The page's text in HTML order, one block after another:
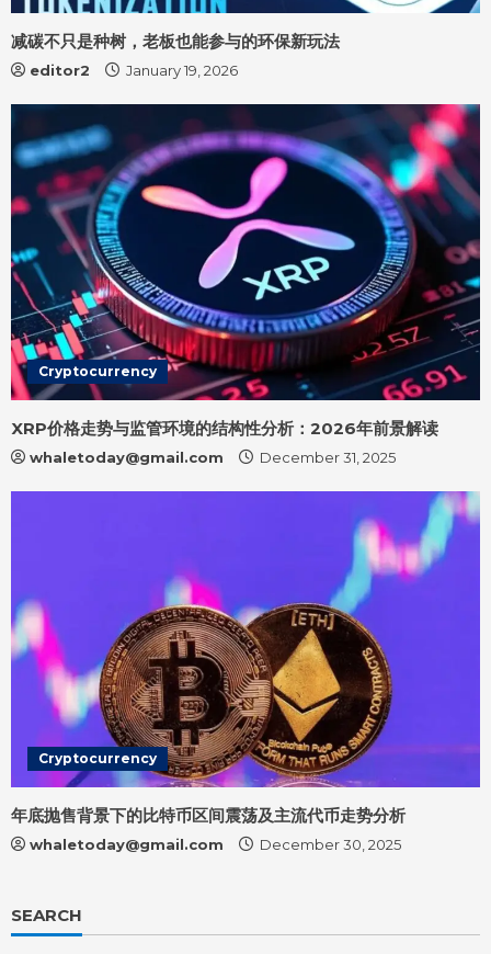
减碳不只是种树，老板也能参与的环保新玩法
editor2 January 19, 2026
Cryptocurrency
XRP价格走势与监管环境的结构性分析：2026年前景解读
whaletoday@gmail.com December 31, 2025
Cryptocurrency
年底抛售背景下的比特币区间震荡及主流代币走势分析
whaletoday@gmail.com December 30, 2025
SEARCH